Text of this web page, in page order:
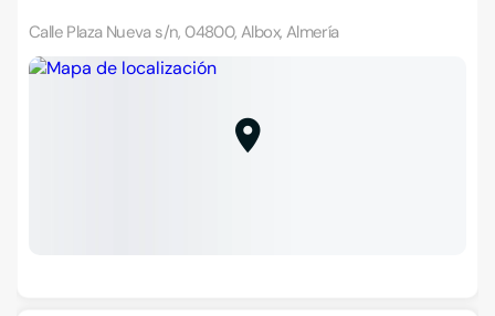
Calle Plaza Nueva s/n, 04800, Albox, Almería